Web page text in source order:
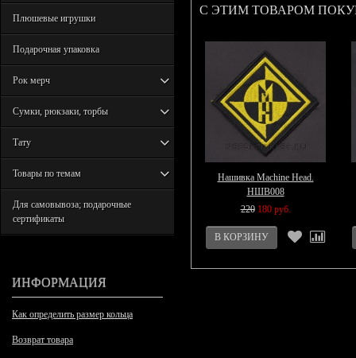
Плюшевые игрушки
Подарочная упаковка
Рок мерч
Сумки, рюкзаки, торбы
Тату
Товары по темам
Для самовывоза; подарочные
сертификаты
ИНФОРМАЦИЯ
Как определить размер кольца
Возврат товара
С ЭТИМ ТОВАРОМ
Нашивка Machine Head.
НШВ008
220 180 руб.